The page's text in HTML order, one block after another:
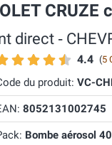
‐
4.4 (5
du produit: VC-
8052131002745
Bombe aérosol